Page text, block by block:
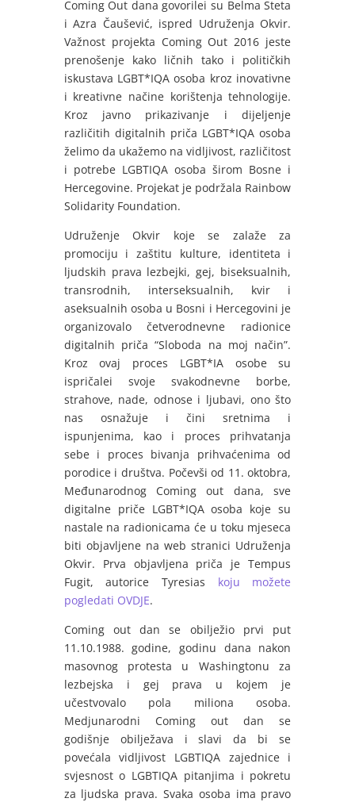
Coming Out dana govorilei su Belma Steta
i Azra Čaušević, ispred Udruženja Okvir.
Važnost projekta Coming Out 2016 jeste
prenošenje kako ličnih tako i političkih
iskustava LGBT*IQA osoba kroz inovativne
i kreativne načine korištenja tehnologije.
Kroz javno prikazivanje i dijeljenje
različitih digitalnih priča LGBT*IQA osoba
želimo da ukažemo na vidljivost, različitost
i potrebe LGBTIQA osoba širom Bosne i
Hercegovine. Projekat je podržala Rainbow
Solidarity Foundation.
Udruženje Okvir kojese zalaže za
promociju i zaštitu kulture, identiteta i
ljudskih prava lezbejki, gej, biseksualnih,
transrodnih, interseksualnih, kvir i
aseksualnih osoba u Bosni i Hercegovini je
organizovalo četverodnevne radionice
digitalnih priča “Sloboda na moj način”.
Kroz ovaj proces LGBT*IA osobe su
ispričalei svoje svakodnevne borbe,
strahove, nade, odnose i ljubavi, ono što
nas osnažuje i čini sretnima i
ispunjenima, kao i proces prihvatanja
sebe i proces bivanja prihvaćenima od
porodice i društva. Počevši od 11. oktobra,
Međunarodnog Coming out dana,sve
digitalne priče LGBT*IQA osoba koje su
nastale na radionicama će u toku mjeseca
biti objavljene na web stranici Udruženja
Okvir. Prva objavljena priča je Tempus
Fugit, autorice Tyresias koju možete
pogledati OVDJE.
Coming out dan se obilježio prvi put
11.10.1988. godine, godinu dana nakon
masovnog protesta u Washingtonu za
lezbejska i gej prava u kojem je
učestvovalo pola miliona osoba.
Medjunarodni Coming out dan se
godišnje obilježava i slavi da bi se
povećala vidljivost LGBTIQA zajednice i
svjesnost o LGBTIQA pitanjima i pokretu
za ljudska prava. Svaka osoba ima pravo